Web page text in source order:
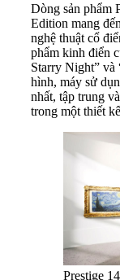
Dòng sản phẩm
Edition mang
nghệ thuật cổ
phẩm kinh điển
Starry Night” và
hình, máy sử
nhất, tập trung
trong một thiết
Prestige